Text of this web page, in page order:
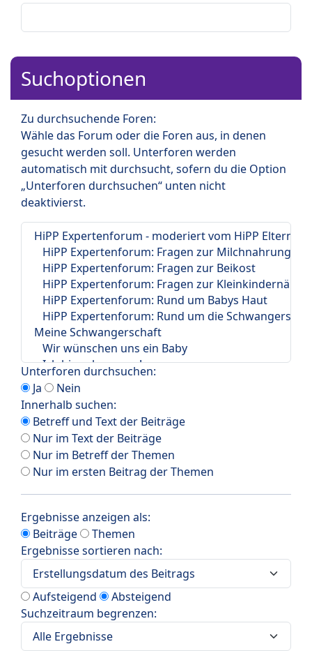
Suchoptionen
Zu durchsuchende Foren:
Wähle das Forum oder die Foren aus, in denen
gesucht werden soll. Unterforen werden
automatisch mit durchsucht, sofern du die Option
„Unterforen durchsuchen“ unten nicht
deaktivierst.
Unterforen durchsuchen:
Ja
Nein
Innerhalb suchen:
Betreff und Text der Beiträge
Nur im Text der Beiträge
Nur im Betreff der Themen
Nur im ersten Beitrag der Themen
Ergebnisse anzeigen als:
Beiträge
Themen
Ergebnisse sortieren nach:
Aufsteigend
Absteigend
Suchzeitraum begrenzen: